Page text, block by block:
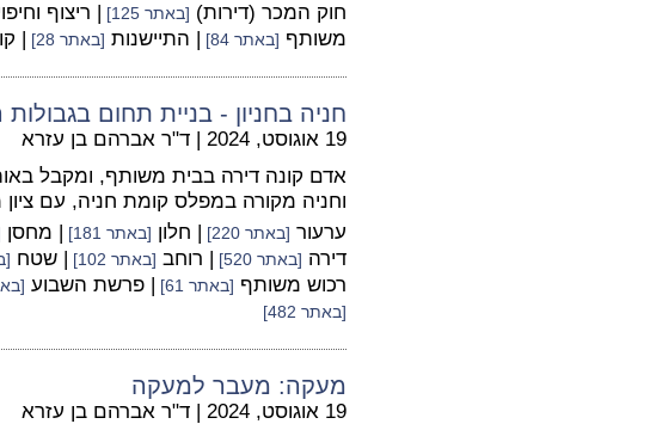
חוק המכר (דירות) [באתר 125] | ריצוף
משותף [באתר 84] | התיישנות [באתר 28] |
חניה בחניון - בניית תחום בגבולות
19 אוגוסט, 2024 | ד"ר אברהם בן עזרא
אדם קונה דירה בבית משותף, ומקבל
וחניה מקורה במפלס קומת חניה, עם
ערעור [באתר 220] | חלון [באתר 181] | מחסן
דירה [באתר 520] | רוחב [באתר 102] | שטח
רכוש משותף [באתר 61] | פרשת השבוע
[באתר 482]
מעקה: מעבר למעקה
19 אוגוסט, 2024 | ד"ר אברהם בן עזרא